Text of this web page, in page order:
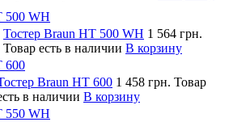
500 WH
Тостер Braun HT 500 WH 1 564 грн.
Товар есть в наличии В корзину
600
Braun HT 600 1 458 грн. Товар
в наличии В корзину
550 WH